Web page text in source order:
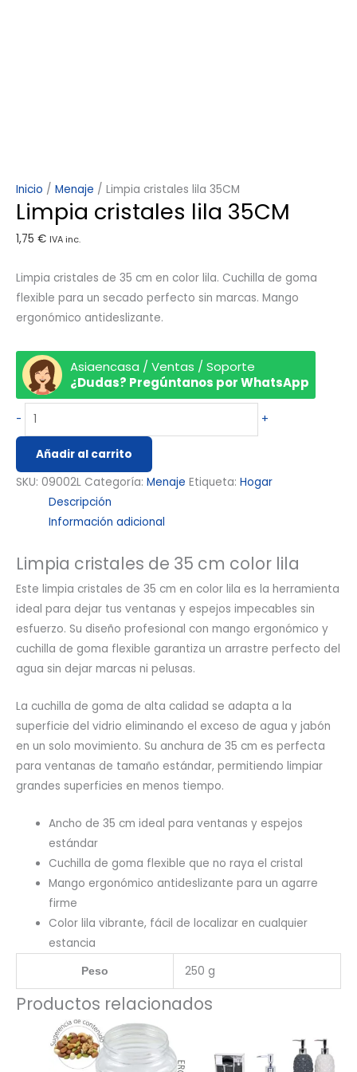
Inicio / Menaje / Limpia cristales lila 35CM
Limpia cristales lila 35CM
1,75 € IVA inc.
Limpia cristales de 35 cm en color lila. Cuchilla de goma
flexible para un secado perfecto sin marcas. Mango
ergonómico antideslizante.
Asiaencasa / Ventas / Soporte
¿Dudas? Pregúntanos por WhatsApp
- +
Añadir al carrito
SKU: 09002L Categoría: Menaje Etiqueta: Hogar
Descripción
Información adicional
Limpia cristales de 35 cm color lila
Este limpia cristales de 35 cm en color lila es la herramienta
ideal para dejar tus ventanas y espejos impecables sin
esfuerzo. Su diseño profesional con mango ergonómico y
cuchilla de goma flexible garantiza un arrastre perfecto del
agua sin dejar marcas ni pelusas.
La cuchilla de goma de alta calidad se adapta a la
superficie del vidrio eliminando el exceso de agua y jabón
en un solo movimiento. Su anchura de 35 cm es perfecta
para ventanas de tamaño estándar, permitiendo limpiar
grandes superficies en menos tiempo.
Ancho de 35 cm ideal para ventanas y espejos
estándar
Cuchilla de goma flexible que no raya el cristal
Mango ergonómico antideslizante para un agarre
firme
Color lila vibrante, fácil de localizar en cualquier
estancia
Peso 250 g
Productos relacionados